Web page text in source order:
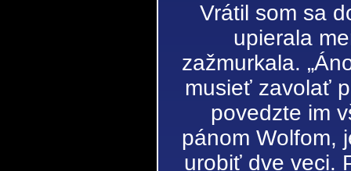
Vrátil som sa
upierala
zažmurkala.
musieť zavolať
povedzte im
pánom Wolfom,
urobiť dve veci.